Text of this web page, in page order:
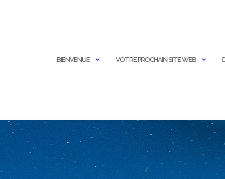
BIENVENUE VOTRE PROCHAIN SITE WEB